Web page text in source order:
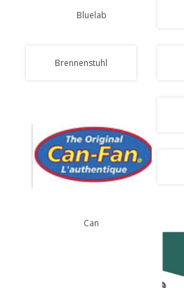
Bluelab
Brennenstuhl
Can